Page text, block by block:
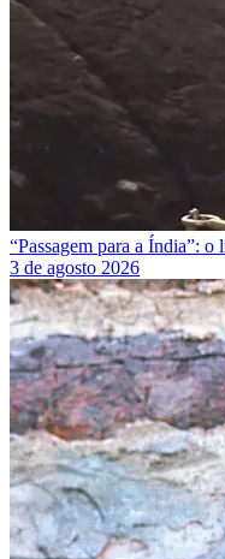
“Passagem para a Índia”:
3 de agosto 2026